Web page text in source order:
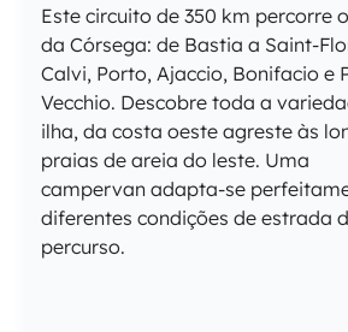
Este circuito de 350 km percorre
da Córsega: de Bastia a Saint-
Calvi, Porto, Ajaccio, Bonifacio e
Vecchio. Descobre toda a
ilha, da costa oeste agreste às
praias de areia do leste. Uma
campervan adapta-se
diferentes condições de estrada
percurso.